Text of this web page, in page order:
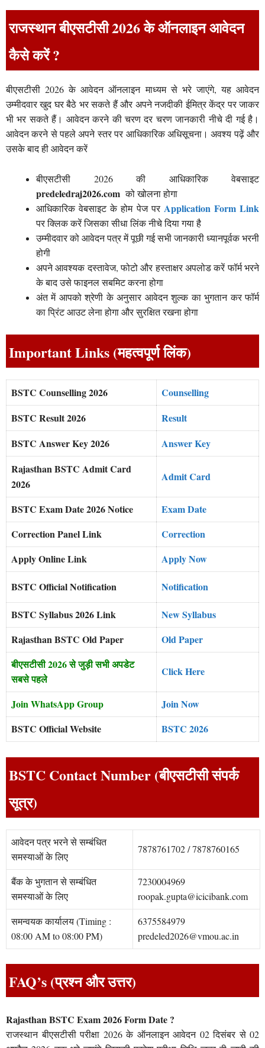
राजस्थान बीएसटीसी 2026 के ऑनलाइन आवेदन
कैसे करें ?
बीएसटीसी 2026 के आवेदन ऑनलाइन माध्यम से भरे जाएंगे, यह आवेदन
उम्मीदवार खुद घर बैठे भर सकते हैं और अपने नजदीकी ईमित्र केंद्र पर जाकर
भी भर सकते हैं। आवेदन करने की चरण दर चरण जानकारी नीचे दी गई है।
आवेदन करने से पहले अपने स्तर पर आधिकारिक अधिसूचना। अवश्य पढ़ें और
उसके बाद ही आवेदन करें
बीएसटीसी 2026 की आधिकारिक वेबसाइट
predeledraj2026.com को खोलना होगा
आधिकारिक वेबसाइट के होम पेज पर Application Form Link
पर क्लिक करें जिसका सीधा लिंक नीचे दिया गया है
उम्मीदवार को आवेदन पत्र में पूछी गई सभी जानकारी ध्यानपूर्वक भरनी
होगी
अपने आवश्यक दस्तावेज, फोटो और हस्ताक्षर अपलोड करें फॉर्म भरने
के बाद उसे फाइनल सबमिट करना होगा
अंत में आपको श्रेणी के अनुसार आवेदन शुल्क का भुगतान कर फॉर्म
का प्रिंट आउट लेना होगा और सुरक्षित रखना होगा
Important Links (महत्वपूर्ण लिंक)
BSTC Counselling 2026
Counselling
BSTC Result 2026
Result
BSTC Answer Key 2026
Answer Key
Rajasthan BSTC Admit Card
2026
Admit Card
BSTC Exam Date 2026 Notice
Exam Date
Correction Panel Link
Correction
Apply Online Link
Apply Now
BSTC Official Notification Notification
BSTC Syllabus 2026 Link
New Syllabus
Rajasthan BSTC Old Paper
Old Paper
बीएसटीसी 2026 से जुड़ी सभी अपडेट
सबसे पहले
Click Here
Join WhatsApp Group
Join Now
BSTC Official Website
BSTC 2026
BSTC Contact Number (बीएसटीसी संपर्क
सूत्र)
आवेदन पत्र भरने से सम्बंधित
समस्याओं के लिए
7878761702 / 7878760165
बैंक के भुगतान से सम्बंधित
समस्याओं के लिए
7230004969
roopak.gupta@icicibank.com
समन्वयक कार्यालय (Timing :
08:00 AM to 08:00 PM)
6375584979
predeled2026@vmou.ac.in
FAQ’s (प्रश्न और उत्तर)
Rajasthan BSTC Exam 2026 Form Date ?
राजस्थान बीएसटीसी परीक्षा 2026 के ऑनलाइन आवेदन 02 दिसंबर से 02